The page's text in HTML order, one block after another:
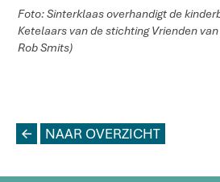
Foto: Sinterklaas overhandigt de
Ketelaars van de stichting Vrienden
Rob Smits)
L NAAR OVERZICHT